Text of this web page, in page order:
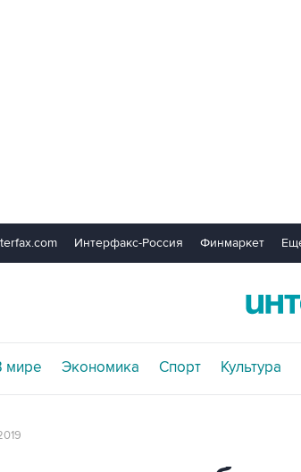
Интерфакс-Россия Финмаркет
мире Экономика Спорт Культура